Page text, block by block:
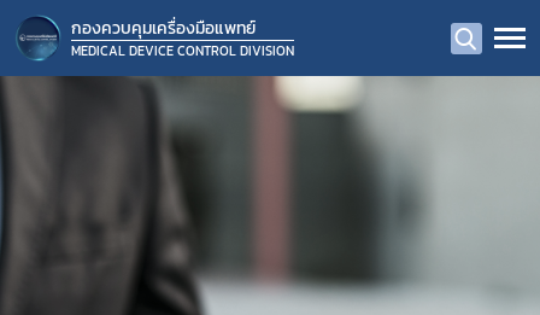
กองควบคุมเครื่องมือแพทย์
MEDICAL DEVICE CONTROL DIVISION